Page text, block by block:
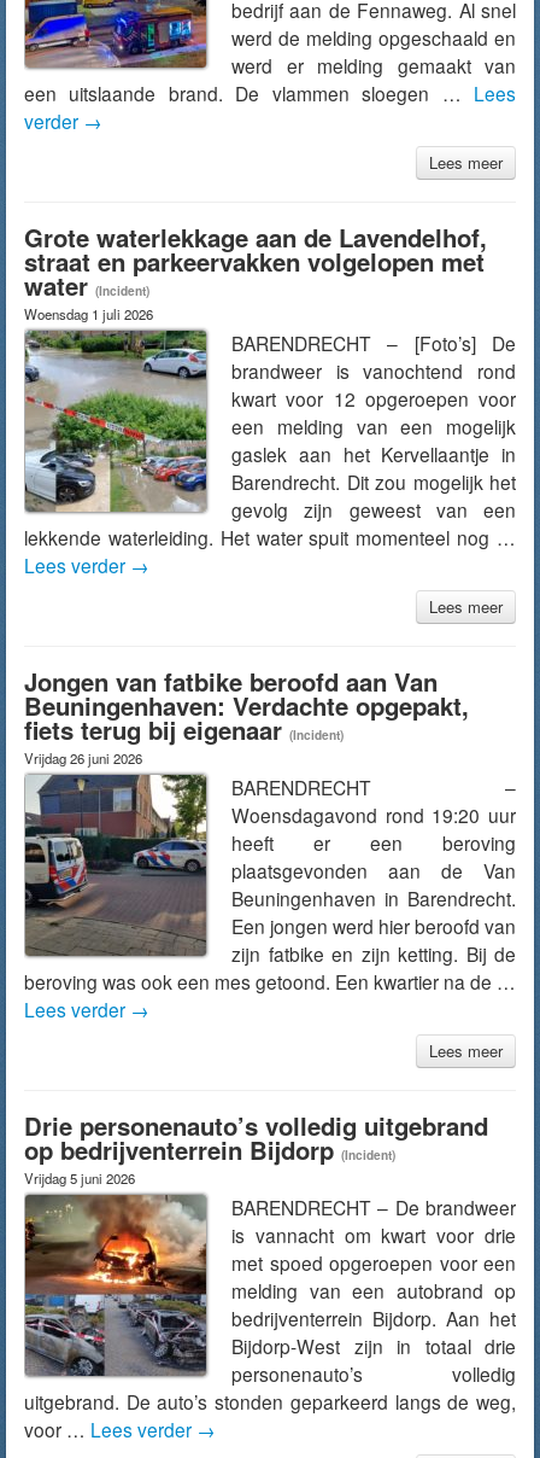
bedrijf aan de Fennaweg. Al snel
werd de melding opgeschaald en
werd er melding gemaakt van
een uitslaande brand. De vlammen sloegen … Lees
verder →
Lees meer
Grote waterlekkage aan de Lavendelhof,
straat en parkeervakken volgelopen met
water (Incident)
Woensdag 1 juli 2026
BARENDRECHT – [Foto’s] De
brandweer is vanochtend rond
kwart voor 12 opgeroepen voor
een melding van een mogelijk
gaslek aan het Kervellaantje in
Barendrecht. Dit zou mogelijk het
gevolg zijn geweest van een
lekkende waterleiding. Het water spuit momenteel nog …
Lees verder →
Lees meer
Jongen van fatbike beroofd aan Van
Beuningenhaven: Verdachte opgepakt,
fiets terug bij eigenaar (Incident)
Vrijdag 26 juni 2026
BARENDRECHT –
Woensdagavond rond 19:20 uur
heeft er een beroving
plaatsgevonden aan de Van
Beuningenhaven in Barendrecht.
Een jongen werd hier beroofd van
zijn fatbike en zijn ketting. Bij de
beroving was ook een mes getoond. Een kwartier na de …
Lees verder →
Lees meer
Drie personenauto’s volledig uitgebrand
op bedrijventerrein Bijdorp (Incident)
Vrijdag 5 juni 2026
BARENDRECHT – De brandweer
is vannacht om kwart voor drie
met spoed opgeroepen voor een
melding van een autobrand op
bedrijventerrein Bijdorp. Aan het
Bijdorp-West zijn in totaal drie
personenauto’s volledig
uitgebrand. De auto’s stonden geparkeerd langs de weg,
voor … Lees verder →